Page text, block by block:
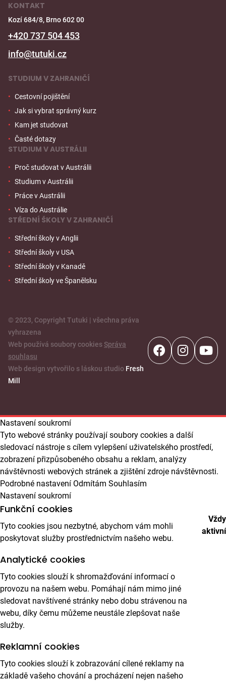
KONTAKT
Kozí 684/8, Brno 602 00
+420 737 504 453
info@tutuki.cz
STUDIUM V ZAHRANIČÍ
Cestovní pojištění
Jak si vybrat správný kurz
Kam jet studovat
Časté dotazy
STUDIUM V AUSTRÁLII
Proč studovat v Austrálii
Studium v Austrálii
Práce v Austrálii
Víza do Austrálie
STŘEDNÍ ŠKOLY V ZAHRANIČÍ
Střední školy v Anglii
Střední školy v USA
Střední školy v Kanadě
Střední školy ve Španělsku
© 2023, Copyright Tutuki | všechna práva
vyhrazena
Web používá soubory cookies Správa
souhlasu
Web design vytvořilo s láskou studio Fresh
Mill
Nastavení soukromí
Tyto webové stránky používají soubory cookies a další
sledovací nástroje s cílem vylepšení uživatelského prostředí,
zobrazení přizpůsobeného obsahu a reklam, analýzy
návštěvnosti webových stránek a zjištění zdroje návštěvnosti.
Podrobné nastavení Odmítám Souhlasím
Nastavení soukromí
Funkční cookies
Tyto cookies jsou nezbytné, abychom vám mohli
poskytovat služby prostřednictvím našeho webu.
Vždy
aktivní
Analytické cookies
Tyto cookies slouží k shromažďování informací o
provozu na našem webu. Pomáhají nám mimo jiné
sledovat navštívené stránky nebo dobu strávenou na
webu, díky čemu můžeme neustále zlepšovat naše
služby.
Reklamní cookies
Tyto cookies slouží k zobrazování cílené reklamy na
základě vašeho chování a procházení nejen našeho